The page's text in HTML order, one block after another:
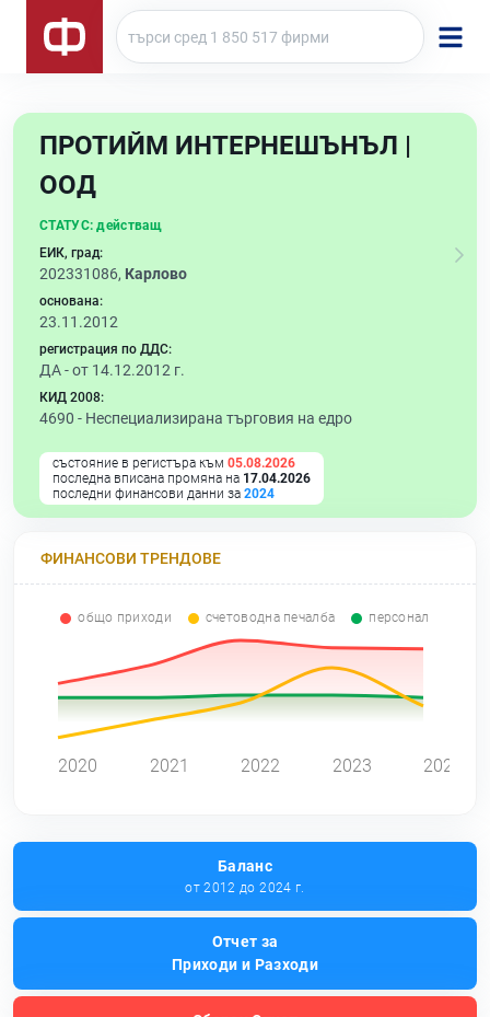
ПРОТИЙМ ИНТЕРНЕШЪНЪЛ |
ООД
СТАТУС: действащ
ЕИК, град:
202331086, Карлово
основана:
23.11.2012
регистрация по ДДС:
ДА - от 14.12.2012 г.
КИД 2008:
4690 - Неспециализирана търговия на едро
състояние в регистъра към 05.08.2026
последна вписана промяна на 17.04.2026
последни финансови данни за 2024
ФИНАНСОВИ ТРЕНДОВЕ
общо приходи счетоводна печалба персонал
2020 2021 2022 2023 2024
Баланс
от 2012 до 2024 г.
Отчет за
Приходи и Разходи